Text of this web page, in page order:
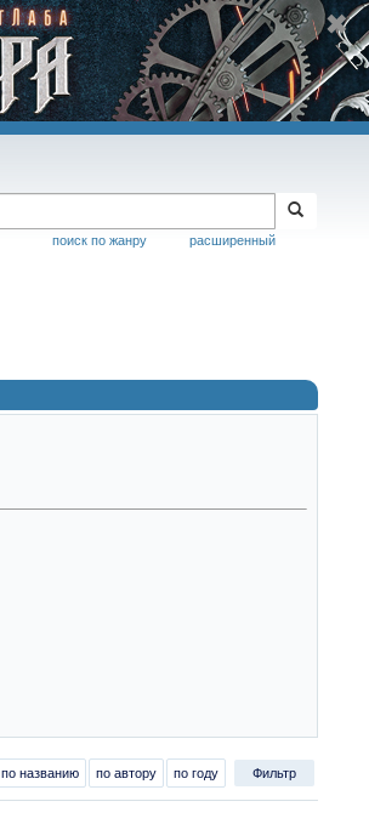
расширенный
поиск по жанру
по названию по автору по году Фильтр